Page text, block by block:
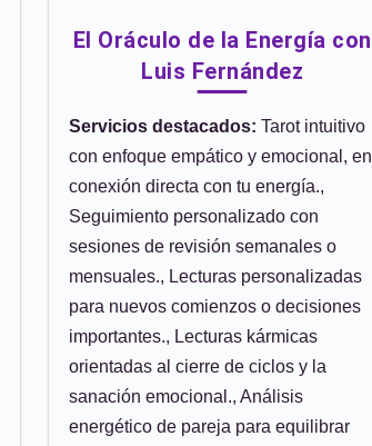
El Oráculo de la Energía con
Luis Fernández
Servicios destacados: Tarot intuitivo
con enfoque empático y emocional, en
conexión directa con tu energía.,
Seguimiento personalizado con
sesiones de revisión semanales o
mensuales., Lecturas personalizadas
para nuevos comienzos o decisiones
importantes., Lecturas kármicas
orientadas al cierre de ciclos y la
sanación emocional., Análisis
energético de pareja para equilibrar